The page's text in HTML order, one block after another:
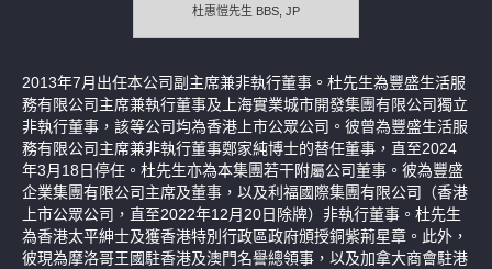
杜惠愷先生 BBS, JP
2013年7月出任本公司副主席兼非執行董事。杜先生為豐盛生活服
務有限公司主席兼執行董事及上海實業城市開發集團有限公司獨立
非執行董事，該等公司均為香港上市公眾公司。彼曾為豐盛生活服
務有限公司主席兼非執行董事鄭家純博士的替任董事，直至2024
年3月18日停任。杜先生亦為本集團若干附屬公司董事。彼為豐盛
企業集團有限公司主席及董事，以及利福國際集團有限公司（香港
上市公眾公司，直至2022年12月20日除牌）非執行董事。杜先生
為香港太平紳士及獲香港特別行政區政府頒授銅紫荊星章。此外，
彼現為摩洛哥王國駐香港及澳門名譽總領事，以及加拿大商會駐港